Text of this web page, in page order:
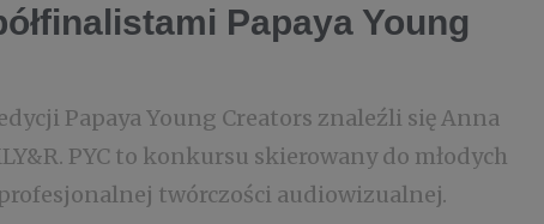
Papaya Young
Papaya Young Creators znaleźli się Anna
PYC to konkursu skierowany do młodych
twórczości audiowizualnej.